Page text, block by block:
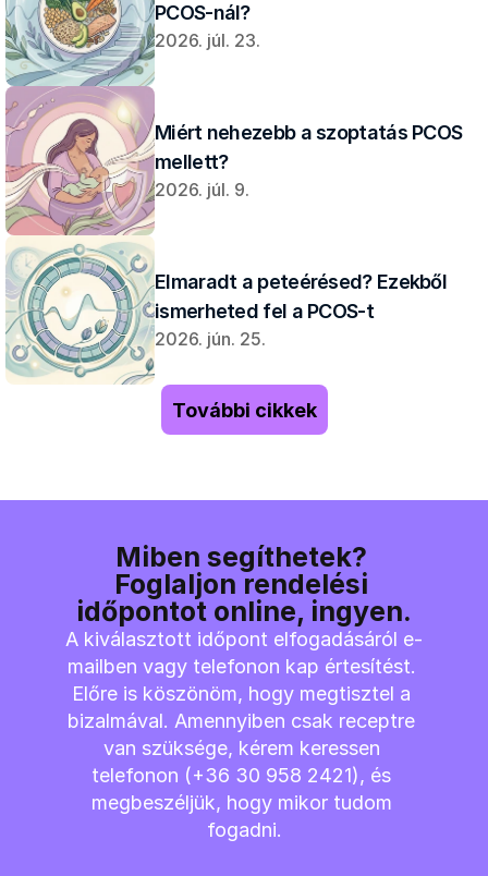
PCOS-nál?
2026. júl. 23.
Miért nehezebb a szoptatás PCOS
mellett?
2026. júl. 9.
Elmaradt a peteérésed? Ezekből
ismerheted fel a PCOS-t
2026. jún. 25.
További cikkek
Miben segíthetek?
Foglaljon rendelési
időpontot online, ingyen.
A kiválasztott időpont elfogadásáról e-
mailben vagy telefonon kap értesítést.
Előre is köszönöm, hogy megtisztel a
bizalmával. Amennyiben csak receptre
van szüksége, kérem keressen
telefonon (+36 30 958 2421), és
megbeszéljük, hogy mikor tudom
fogadni.